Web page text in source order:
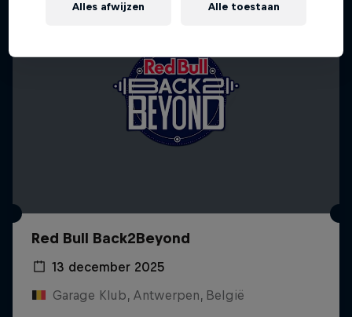
Red Bull Back2Beyond
13 december 2025
Garage Klub, Antwerpen, België
Alles afwijzen Alle toestaan